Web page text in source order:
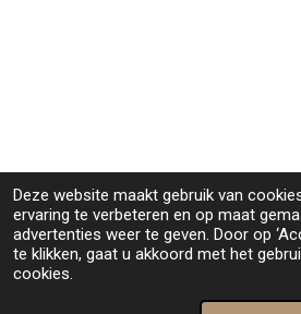
Deze website maakt gebruik van
ervaring te verbeteren en op maat
advertenties weer te geven. Door op
te klikken, gaat u akkoord met het
cookies.